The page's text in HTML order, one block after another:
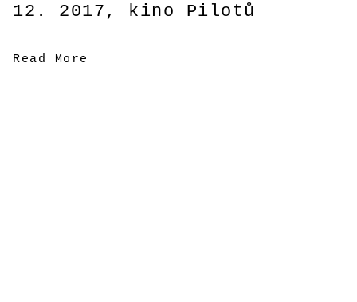
12. 2017, kino Pilotů
Read More